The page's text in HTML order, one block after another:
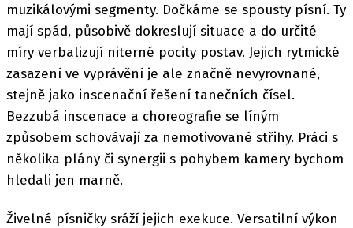
muzikálovými segmenty. Dočkáme se spousty písní. Ty
mají spád, působivě dokreslují situace a do určité
míry verbalizují niterné pocity postav. Jejich rytmické
zasazení ve vyprávění je ale značně nevyrovnané,
stejně jako inscenační řešení tanečních čísel.
Bezzubá inscenace a choreografie se líným
způsobem schovávají za nemotivované střihy. Práci s
několika plány či synergii s pohybem kamery bychom
hledali jen marně.
Živelné písničky sráží jejich exekuce. Versatilní výkon